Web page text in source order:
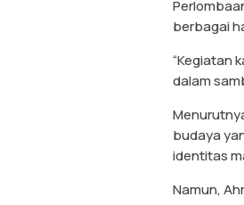
berbagai
“Kegiatan
dalam
budaya
identitas
Namun,